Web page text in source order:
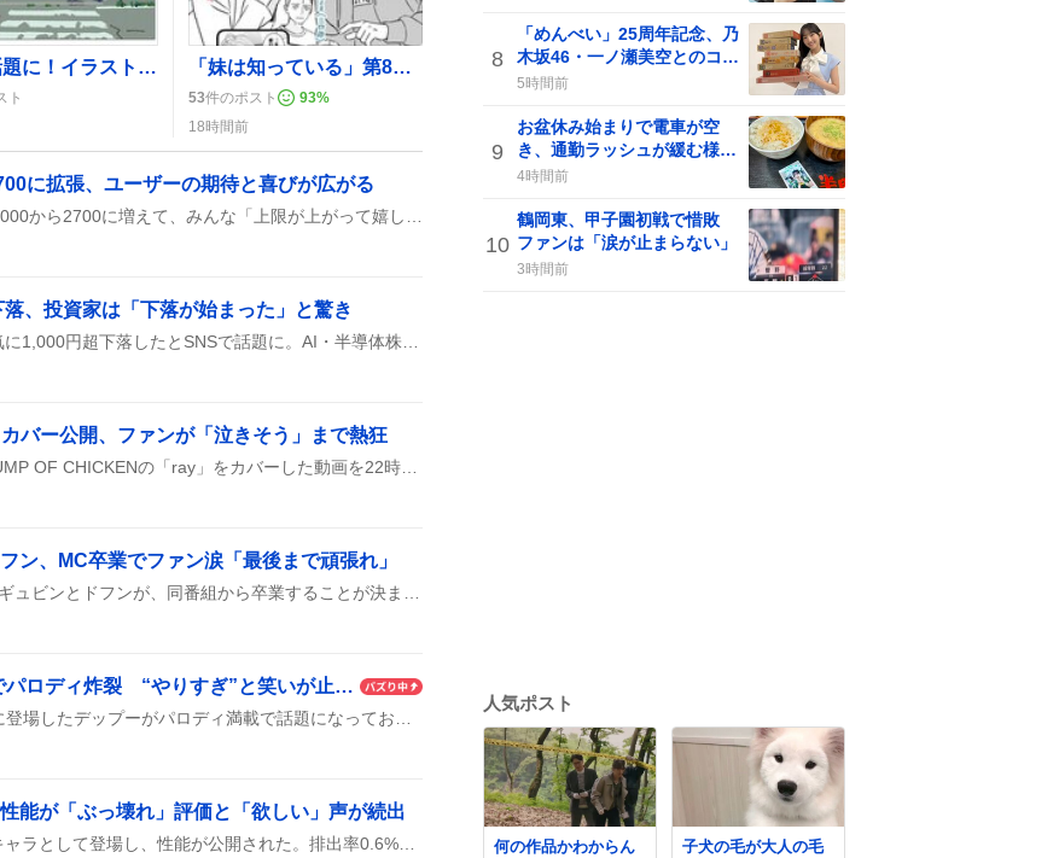
ラフが話題に！イラストレーターが制作過程を楽しむ様子がSNSで拡散
ト
「妹は知っている」第8巻発売、ファンが「大好きすぎる」「心が暖まる」と歓喜
53件のポスト 93%
18時間前
に拡張、ユーザーの期待と喜びが広がる
、投資家は「下落が始まった」と驚き
バー公開、ファンが「泣きそう」まで熱狂
ン、MC卒業でファン涙「最後まで頑張れ」
デップー、MARVEL闘魂でパロディ炸裂 “やりすぎ”と笑いが止まらない
能が「ぶっ壊れ」評価と「欲しい」声が続出
8
「めんべい」25周年記念、乃
木坂46・一ノ瀬美空とのコラ
ボ動画公開決定にファン歓喜
5時間前
9
お盆休み始まりで電車が空
き、通勤ラッシュが緩む様子
がSNSで話題に
4時間前
10
鶴岡東、甲子園初戦で惜敗
ファンは「涙が止まらない」
3時間前
人気ポスト
何の作品かわからん
子犬の毛が大人の毛